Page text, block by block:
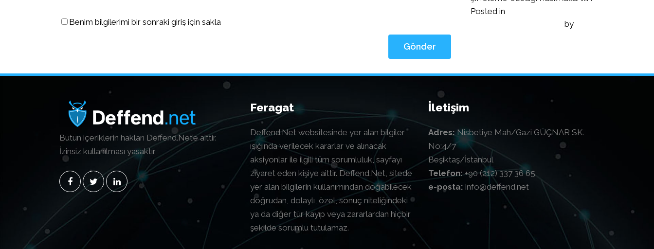
Benim bilgilerimi bir sonraki giriş için sakla
Posted in
by
Bütün içeriklerin hakları Deffend.Net’e aittir.
İzinsiz kullanılması yasaktır
Feragat
Deffend.Net websitesinde yer alan bilgiler
ışığında verilecek kararlar ve alınacak
aksiyonlar ile ilgili tüm sorumluluk, sayfayı
ziyaret eden kişiye aittir. Deffend.Net, sitede
yer alan bilgilerin kullanımından doğabilecek
doğrudan, dolaylı, özel, sonuç niteliğindeki
ya da diğer tür kayıp veya zararlardan hiçbir
şekilde sorumlu tutulamaz.
İletişim
Adres: Nisbetiye Mah/Gazi GÜÇNAR SK.
No:4/7
Beşiktaş/İstanbul
Telefon:+90 (212) 337 36 65
e-posta: info@deffend.net